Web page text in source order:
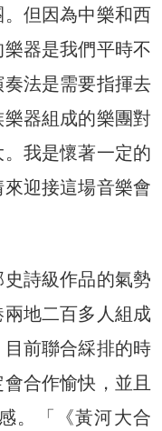
但因為中樂和西
器是我們平時不
法是需要指揮去
器組成的樂團對
我是懷著一定的
迎接這場音樂會
詩級作品的氣勢
地二百多人組成
前聯合綵排的時
合作愉快，並且
。「《黃河大合